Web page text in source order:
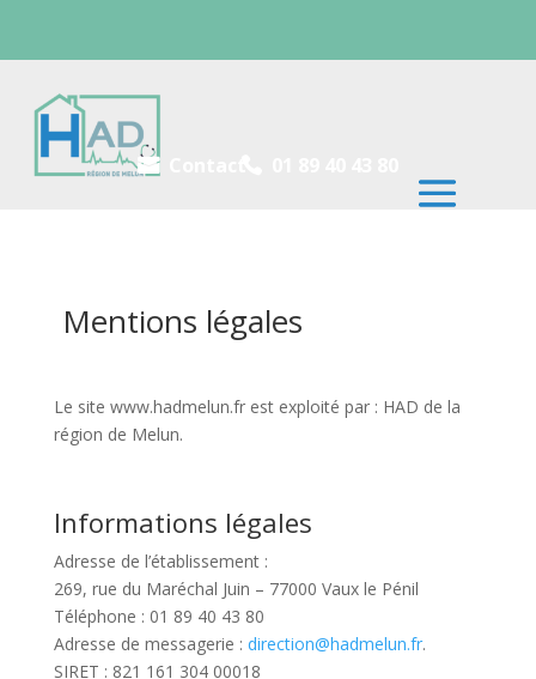

Mentions légales
Le site www.hadmelun.fr est exploité par : HAD de la
région de Melun.
Informations légales
Adresse de l’établissement :
269, rue du Maréchal Juin – 77000 Vaux le Pénil
Téléphone : 01 89 40 43 80
Adresse de messagerie : direction@hadmelun.fr.
SIRET : 821 161 304 00018